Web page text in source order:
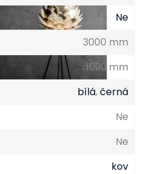
Ne
3000 mm
1090 mm
bílá,černá
Ne
Ne
kov